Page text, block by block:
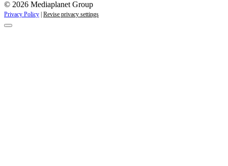
© 2026 Mediaplanet Group
Privacy Policy Revise privacy settings